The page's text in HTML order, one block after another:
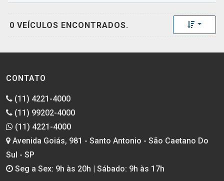
0 VEÍCULOS ENCONTRADOS. Toggle
CONTATO
(11) 4221-4000
(11) 99202-4000
(11) 4221-4000
Avenida Goiás, 981 - Santo Antonio - São Caetano Do
Sul - SP
Seg a Sex: 9h às 20h | Sábado: 9h às 17h